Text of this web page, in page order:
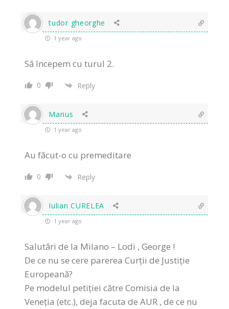
tudor gheorghe
1 year ago
Să începem cu turul 2.
0 Reply
Marius
1 year ago
Au făcut-o cu premeditare
0 Reply
Iulian CURELEA
1 year ago
Salutări de la Milano – Lodi , George !
De ce nu se cere parerea Curții de Justiție
Europeană?
Pe modelul petiției către Comisia de la
Veneția (etc.), deja facuta de AUR , de ce nu